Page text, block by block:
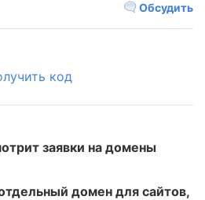
Обсудить
код
заявки на домены
домен для сайтов,